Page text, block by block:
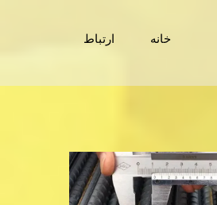
خانه ارتباط